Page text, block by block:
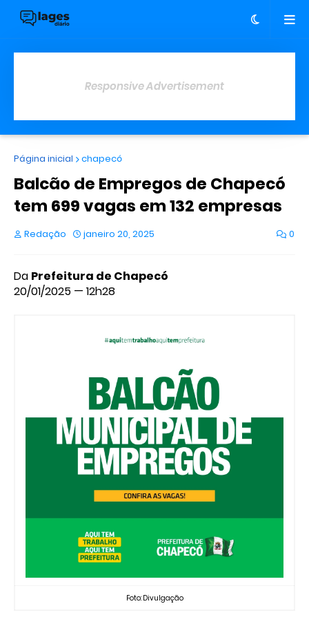
Responsive Advertisement
Página inicial chapecó
Balcão de Empregos de Chapecó
tem 699 vagas em 132 empresas
Redação janeiro 20, 2025 0
Da Prefeitura de Chapecó
20/01/2025 — 12h28
Foto: Divulgação